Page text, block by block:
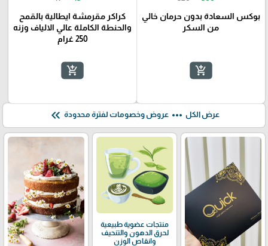
بوكس السعادة بدون حرمان خالي
من السكر
add_shopping_cart
كراكر مقرمشة ايطالية بالقمح
والحنطة الكاملة عالي الالياف وزنه
250 غرام
add_shopping_cart
عرض الكل more_horiz عروض وخصومات لفترة محدودة keyboard_double_arrow_left
منتجات عضوية طبيعية
لحرق الدهون والتنحيف
وانقاص الوزن